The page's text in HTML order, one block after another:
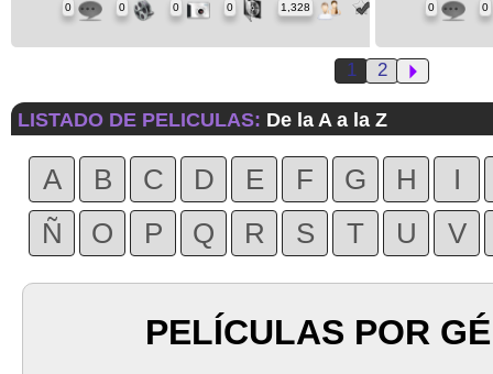
0 0 0 0 1,328 0 0
1 2
LISTADO DE PELICULAS: De la A a la Z
A B C D E F G H
I
Ñ
O P Q R S T U V
PELÍCULAS POR